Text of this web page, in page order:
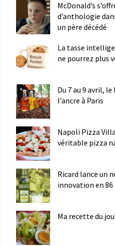
McDonald’s
d’anthologie
un père décédé
La tasse
ne pourrez plus
Du 7 au 9 avril,
l’ancre à Paris
Napoli Pizza
véritable pizza
Ricard lance un
innovation en 86
Ma recette du